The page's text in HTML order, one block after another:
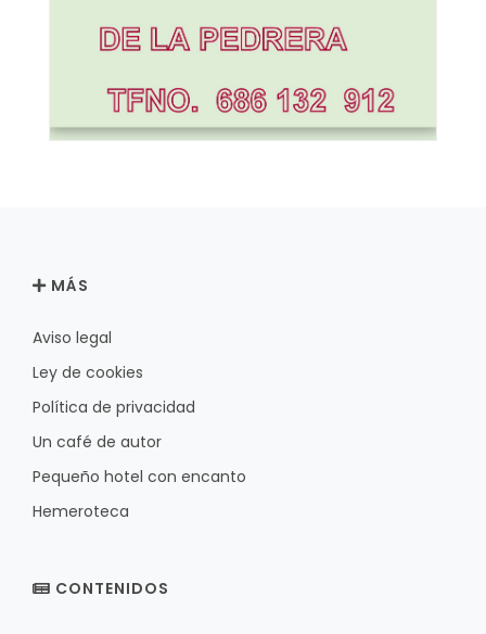
MÁS
Aviso legal
Ley de cookies
Política de privacidad
Un café de autor
Pequeño hotel con encanto
Hemeroteca
CONTENIDOS